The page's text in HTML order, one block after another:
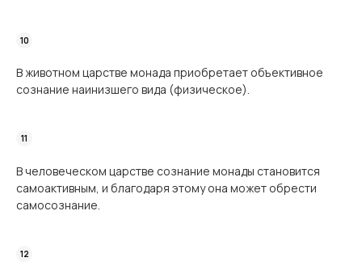
В животном царстве монада приобретает объективное
сознание наинизшего вида (физическое).
В человеческом царстве сознание монады становится
самоактивным, и благодаря этому она может обрести
самосознание.